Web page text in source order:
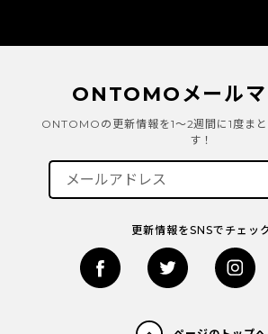
ONTOMOメールマ
ONTOMOの更新情報を1～2週間に1度ま
す！
更新情報をSNSでチェッ